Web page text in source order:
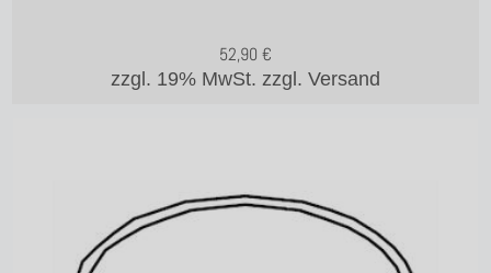
zzgl. 19% MwSt. zzgl. Versand
52,90 €